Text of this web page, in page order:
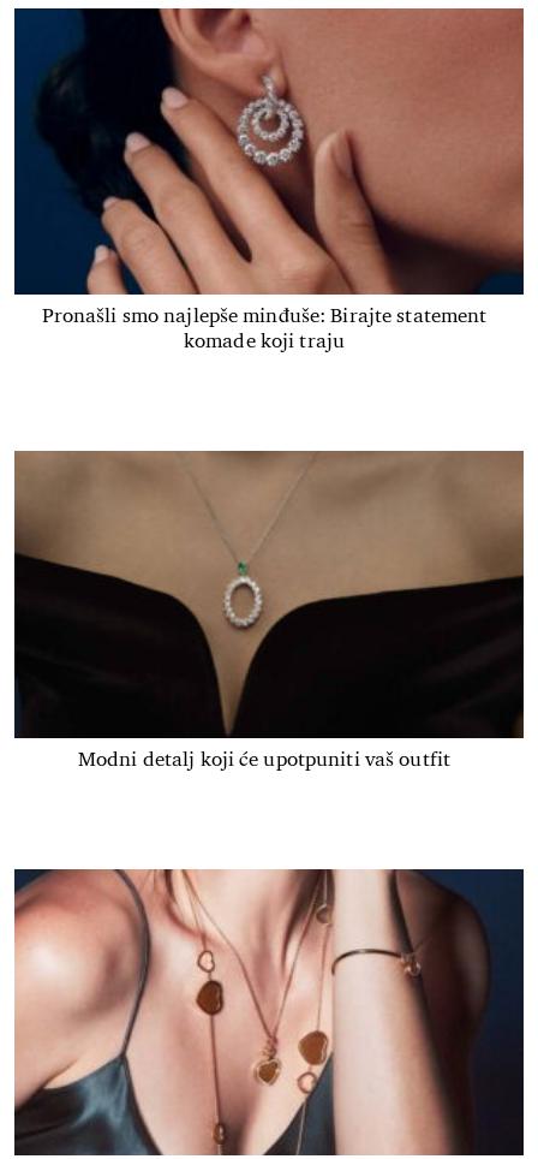
Pronašli smo najlepše minđuše: Birajte statement
komade koji traju
Modni detalj koji će upotpuniti vaš outfit